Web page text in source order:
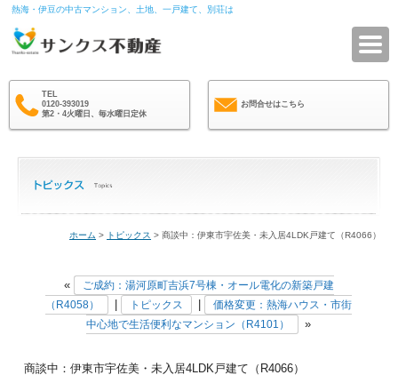
熱海・伊豆の中古マンション、土地、一戸建て、別荘は
TEL
0120-393019
第2・4火曜日、毎水曜日定休
お問合せはこちら
ホーム > トピックス > 商談中：伊東市宇佐美・未入居4LDK戸建て（R4066）
«
ご成約：湯河原町吉浜7号棟・オール電化の新築戸建
（R4058）
トピックス
価格変更：熱海ハウス・市街
中心地で生活便利なマンション（R4101）
»
商談中：伊東市宇佐美・未入居4LDK戸建て（R4066）